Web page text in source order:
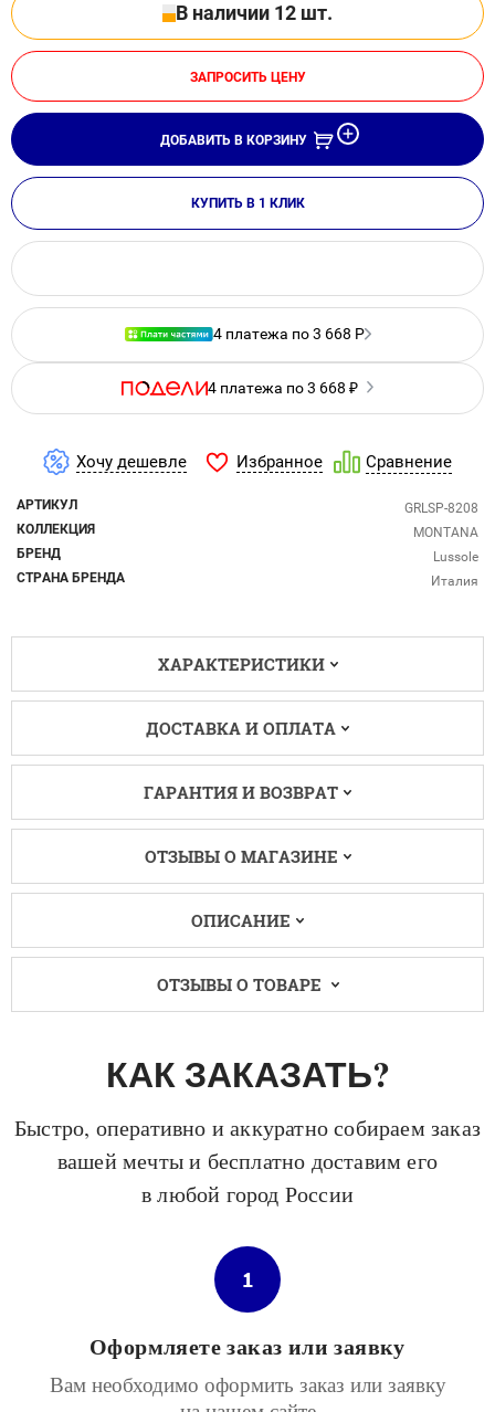
В наличии 12 шт.
ЗАПРОСИТЬ ЦЕНУ
ДОБАВИТЬ В КОРЗИНУ
КУПИТЬ В 1 КЛИК
4 платежа по 3 668 ₽
4 платежа по 3 668 Р
Хочу дешевле Избранное Сравнение
АРТИКУЛ
GRLSP-8208
КОЛЛЕКЦИЯ
MONTANA
БРЕНД
Lussole
СТРАНА БРЕНДА
Италия
ХАРАКТЕРИСТИКИ
ДОСТАВКА И ОПЛАТА
ГАРАНТИЯ И ВОЗВРАТ
ОТЗЫВЫ О МАГАЗИНЕ
ОПИСАНИЕ
ОТЗЫВЫ О ТОВАРЕ
КАК ЗАКАЗАТЬ?
Быстро, оперативно и аккуратно собираем заказ
вашей мечты и бесплатно доставим его
в любой город России
1
Оформляете заказ или заявку
Вам необходимо оформить заказ или заявку